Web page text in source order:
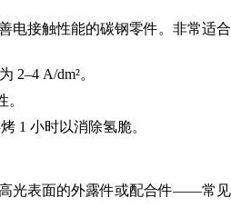
电接触性能的碳钢零件。非常适
2–4 A/dm²。
1 小时以消除氢脆。
光表面的外露件或配合件——常见